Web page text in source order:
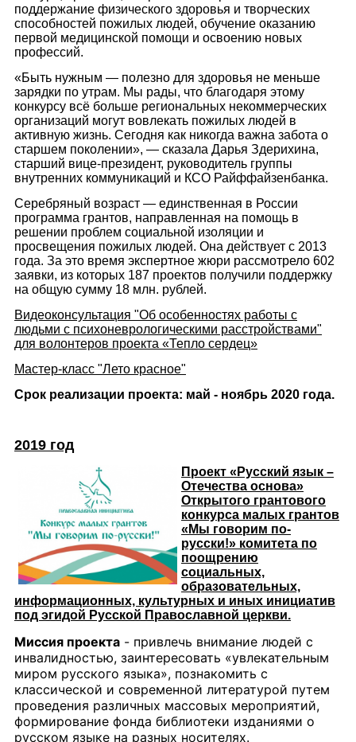
поддержание физического здоровья и творческих
способностей пожилых людей, обучение оказанию
первой медицинской помощи и освоению новых
профессий.
«Быть нужным — полезно для здоровья не меньше
зарядки по утрам. Мы рады, что благодаря этому
конкурсу всё больше региональных некоммерческих
организаций могут вовлекать пожилых людей в
активную жизнь. Сегодня как никогда важна забота о
старшем поколении», — сказала Дарья Здерихина,
старший вице-президент, руководитель группы
внутренних коммуникаций и КСО Райффайзенбанка.
Серебряный возраст — единственная в России
программа грантов, направленная на помощь в
решении проблем социальной изоляции и
просвещения пожилых людей. Она действует с 2013
года. За это время экспертное жюри рассмотрело 602
заявки, из которых 187 проектов получили поддержку
на общую сумму 18 млн. рублей.
Видеоконсультация "Об особенностях работы с
людьми с психоневрологическими расстройствами"
для волонтеров проекта «Тепло сердец»
Мастер-класс "Лето красное"
Срок реализации проекта: май - ноябрь 2020 года.
2019 год
Проект «Русский язык –
Отечества основа»
Открытого грантового
конкурса малых грантов
«Мы говорим по-
русски!» комитета по
поощрению
социальных,
образовательных,
информационных, культурных и иных инициатив
под эгидой Русской Православной церкви.
Миссия проекта - привлечь внимание людей с
инвалидностью, заинтересовать «увлекательным
миром русского языка», познакомить с
классической и современной литературой путем
проведения различных массовых мероприятий,
формирование фонда библиотеки изданиями о
русском языке на разных носителях.